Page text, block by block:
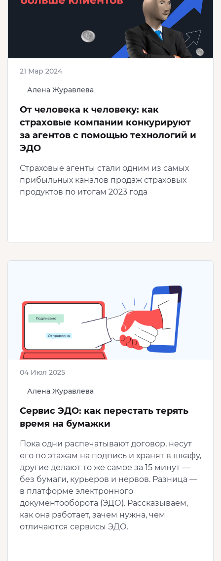
Алена Журавлева
21 Мар 2024
От человека к человеку: как
страховые компании конкурируют
за агентов с помощью технологий и
ЭДО
Страховые агенты стали одним из самых
прибыльных каналов продаж страховых
продуктов по итогам 2023 года
Алена Журавлева
04 Июл 2025
Сервис ЭДО: как перестать терять
время на бумажки
Пока одни распечатывают договор, несут
его по этажам на подпись и хранят в шкафу,
другие делают то же самое за 15 минут —
без бумаги, курьеров и нервов. Разница —
в платформе электронного
документооборота (ЭДО). Рассказываем,
как она работает, зачем нужна, чем
отличаются сервисы ЭДО.